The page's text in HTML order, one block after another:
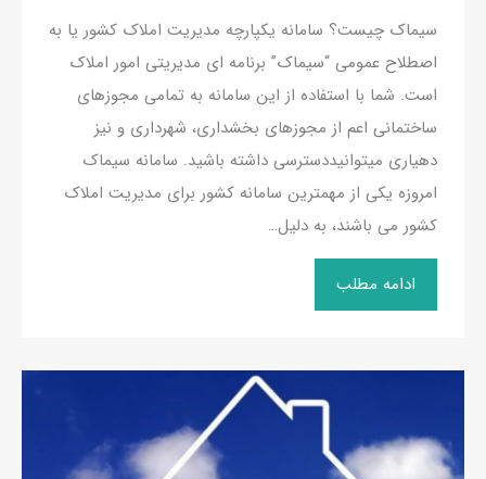
سیماک چیست؟ سامانه یکپارچه مدیریت املاک کشور یا به
اصطلاح عمومی “سیماک” برنامه ای مدیریتی امور املاک
است. شما با استفاده از این سامانه به تمامی مجوزهای
ساختمانی اعم از مجوزهای بخشداری‌، شهرداری‌ و نیز
دهیاری‌ میتوانیددسترسی داشته باشید. سامانه سیماک
امروزه یکی از مهمترین سامانه کشور برای مدیریت املاک
کشور می باشند، به دلیل…
ادامه مطلب